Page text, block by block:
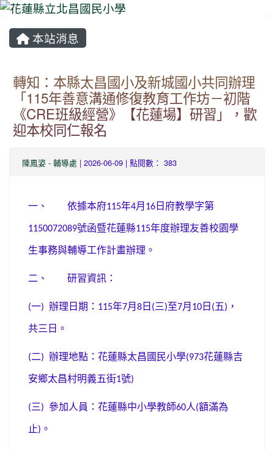
本站消息
轉知：本縣太昌國小及新城國小共同辦理
「115年善意溝通修復教育工作坊－初階
《CRE班級經營》【花蓮場】研習」，歡
迎本校同仁報名
陳鳳姿 - 輔導處 | 2026-06-09 | 點閱數： 383
一、 依據本府115年4月 16 日府教學字第
1150072089號函暨花蓮縣115年度辦理友善校園學
生事務與輔導工作計畫辦理。
二、 研習資訊：
(一) 辦理日期： 115年7月 8 日 (三)至7月 10 日 (五) ，
共三日。
(二) 辦理地點：花蓮縣太昌國民小學(973花蓮縣吉
安鄉太昌村明義五街1號)
(三) 參加人員：花蓮縣中小學教師60人(額滿為
止) 。